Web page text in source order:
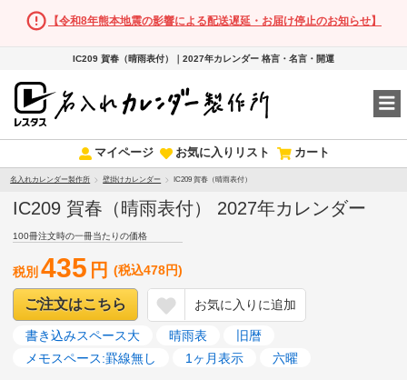
【令和8年熊本地震の影響による配送遅延・お届け停止のお知らせ】
IC209 賀春（晴雨表付）｜2027年カレンダー 格言・名言・開運
マイページ お気に入りリスト カート
名入れカレンダー製作所 壁掛けカレンダー IC209 賀春（晴雨表付）
IC209 賀春（晴雨表付） 2027年カレンダー
100冊注文時の一冊当たりの価格
税別435 円 (税込478円)
ご注文はこちら お気に入りに追加
書き込みスペース大 晴雨表
旧暦
メモスペース:罫線無し
1ヶ月表示 六曜